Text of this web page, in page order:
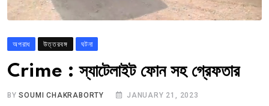
অপরাধ উত্তরবঙ্গ ঘটনা
Crime : স্যাটেলাইট ফোন সহ গ্রেফতার
BYSOUMI CHAKRABORTY JANUARY 21, 2023